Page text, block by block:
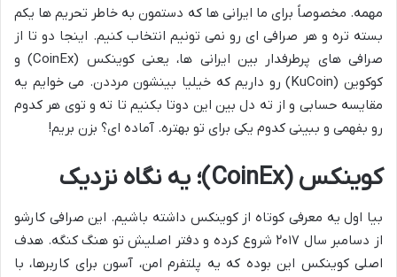
مهمه. مخصوصاً برای ما ایرانی ها که دستمون به خاطر تحریم ها یکم
بسته تره و هر صرافی ای رو نمی تونیم انتخاب کنیم. اینجا دو تا از
صرافی های پرطرفدار بین ایرانی ها، یعنی کوینکس (CoinEx) و
کوکوین (KuCoin) رو داریم که خیلیا بینشون مرددن. می خوایم یه
مقایسه حسابی و از ته دل بین این دوتا بکنیم تا ته و توی هر کدوم
رو بفهمی و ببینی کدوم یکی برای تو بهتره. آماده ای؟ بزن بریم!
کوینکس (CoinEx)؛ یه نگاه نزدیک
بیا اول یه معرفی کوتاه از کوینکس داشته باشیم. این صرافی کارشو
از دسامبر سال ۲۰۱۷ شروع کرده و دفتر اصلیش تو هنگ کنگه. هدف
اصلی کوینکس این بوده که یه پلتفرم امن، آسون برای کاربرها، با